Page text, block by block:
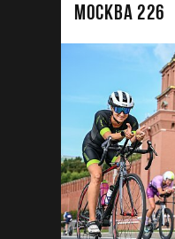
МОСКВА 226